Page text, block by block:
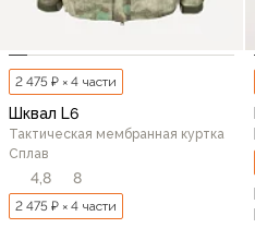
2 475 ₽ × 4 части
Шквал L6
Тактическая мембранная куртка
Сплав
4,8 8
2 475 ₽ × 4 части